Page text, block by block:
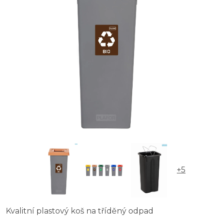
Odpadkový koš na tříděný odpad 28 l - žlutý, plast
Odpadkový koš na tříděný odpad 28 l s víkem - žlutý,
+5
Kvalitní plastový koš na tříděný odpad